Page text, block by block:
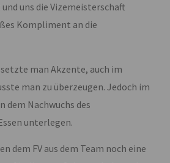
uns die Vizemeisterschaft
Kompliment an die
man Akzente, auch im
man zu überzeugen. Jedoch im
dem Nachwuchs des
unterlegen.
dem FV aus dem Team noch eine